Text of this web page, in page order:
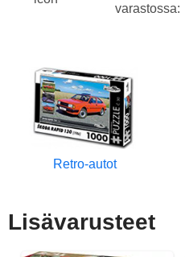
varastossa:
Retro-autot
Lisävarusteet